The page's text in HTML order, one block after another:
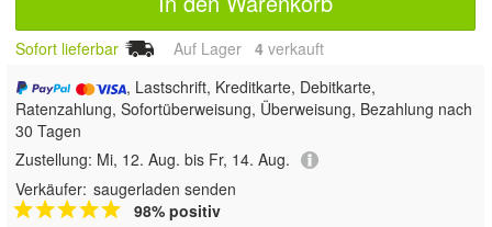
Sofort lieferbar Auf Lager 4 verkauft
, Lastschrift, Kreditkarte, Debitkarte,
Ratenzahlung, Sofortüberweisung, Überweisung, Bezahlung nach
30 Tagen
Zustellung: Mi, 12. Aug. bis Fr, 14. Aug.
Verkäufer: saugerladen senden
98% positiv